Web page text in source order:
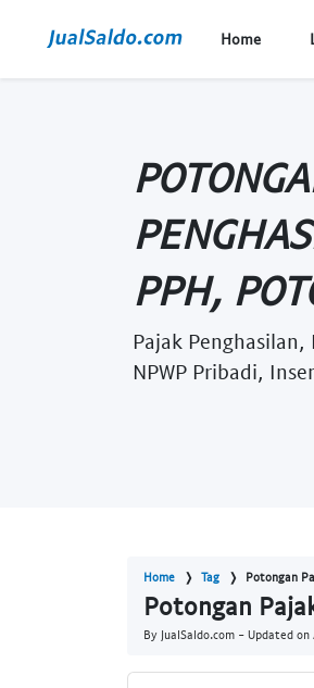
Home
PPH,
Pajak Penghasilan,
NPWP Pribadi,
Home Tag Potongan
Potongan
By JualSaldo.com - Updated on